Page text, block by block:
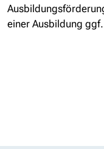
einer Ausbildung